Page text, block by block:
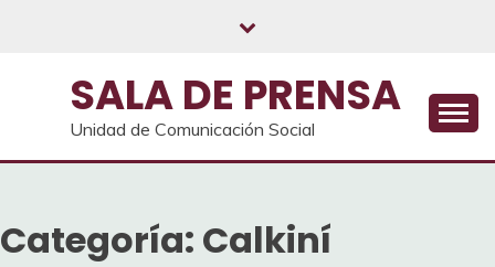
SALA DE PRENSA
Unidad de Comunicación Social
Categoría: Calkiní